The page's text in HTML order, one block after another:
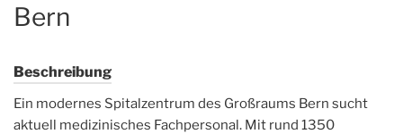
Bern
Beschreibung
Ein modernes Spitalzentrum des Großraums Bern sucht
aktuell medizinisches Fachpersonal. Mit rund 1350